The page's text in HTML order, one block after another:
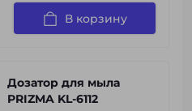
В корзину
Дозатор для мыла
PRIZMA KL-6112